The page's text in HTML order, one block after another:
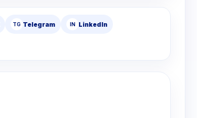
TG Telegram IN LinkedIn